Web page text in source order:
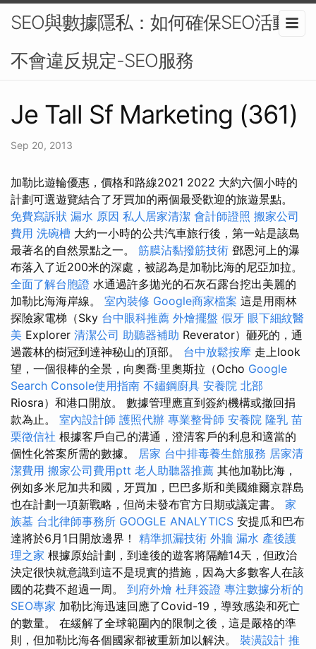
SEO與數據隱私：如何確保SEO活動
不會違反規定-SEO服務
Je Tall Sf Marketing (361)
Sep 20, 2013
加勒比遊輪優惠，價格和路線2021 2022 大約六個小時的
計劃可選遊覽結合了牙買加的兩個最受歡迎的旅遊景點。
免費寫訴狀 漏水 原因 私人居家清潔 會計師證照 搬家公司
費用 洗碗槽 大約一小時的公共汽車旅行後，第一站是該島
最著名的自然景點之一。 筋膜沾黏撥筋技術 鄧恩河上的瀑
布落入了近200米的深處，被認為是加勒比海的尼亞加拉。
全面了解台胞證 水通過許多拋光的石灰石露台挖出美麗的
加勒比海海岸線。 室內裝修 Google商家檔案 這是用雨林
探險家電梯（Sky 台中眼科推薦 外燴擺盤 假牙 眼下細紋醫
美 Explorer 清潔公司 助聽器補助 Reverator）砸死的，通
過叢林的樹冠到達神秘山的頂部。 台中放鬆按摩 走上look
望，一個很棒的全景，向奧喬·里奧斯拉（Ocho Google
Search Console使用指南 不鏽鋼廚具 安養院 北部
Riosra）和港口開放。 數據管理應直到簽約機構或撤回捐
款為止。 室內設計師 護照代辦 專業整骨師 安養院 隆乳 苗
栗徵信社 根據客戶自己的溝通，澄清客戶的利息和適當的
個性化答案所需的數據。 居家 台中排毒養生館服務 居家清
潔費用 搬家公司費用ptt 老人助聽器推薦 其他加勒比海，
例如多米尼加共和國，牙買加，巴巴多斯和美國維爾京群島
也在計劃一項新戰略，但尚未發布官方日期或議定書。 家
族墓 台北律師事務所 GOOGLE ANALYTICS 安提瓜和巴布
達將於6月1日開放邊界！ 精準抓漏技術 外牆 漏水 產後護
理之家 根據原始計劃，到達後的遊客將隔離14天，但政治
決定很快就意識到這不是現實的措施，因為大多數客人在該
國的花費不超過一周。 到府外燴 杜拜簽證 專注數據分析的
SEO專家 加勒比海迅速回應了Covid-19，導致感染和死亡
的數量。 在緩解了全球範圍內的限制之後，這是嚴格的準
則，但加勒比海各個國家都被重新加以解決。 裝潢設計 推